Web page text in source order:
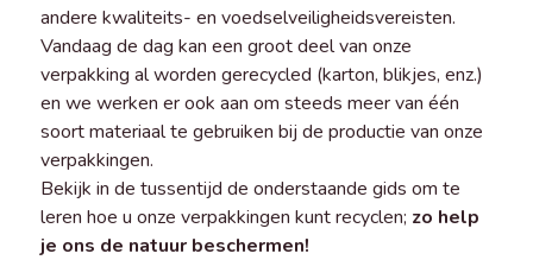
andere kwaliteits- en voedselveiligheidsvereisten.
Vandaag de dag kan een groot deel van onze
verpakking al worden gerecycled (karton, blikjes, enz.)
en we werken er ook aan om steeds meer van één
soort materiaal te gebruiken bij de productie van onze
verpakkingen.
Bekijk in de tussentijd de onderstaande gids om te
leren hoe u onze verpakkingen kunt recyclen; zo help
je ons de natuur beschermen!